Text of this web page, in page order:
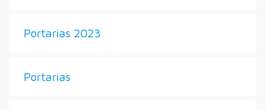
Portarias 2023
Portarias